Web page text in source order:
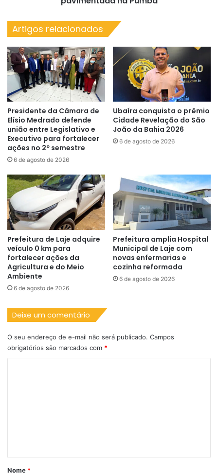
Artigos relacionados
Presidente da Câmara de
Elísio Medrado defende
união entre Legislativo e
Executivo para fortalecer
ações no 2º semestre
6 de agosto de 2026
Ubaíra conquista o prêmio
Cidade Revelação do São
João da Bahia 2026
6 de agosto de 2026
Prefeitura de Laje adquire
veículo 0 km para
fortalecer ações da
Agricultura e do Meio
Ambiente
6 de agosto de 2026
Prefeitura amplia Hospital
Municipal de Laje com
novas enfermarias e
cozinha reformada
6 de agosto de 2026
Deixe um comentário
O seu endereço de e-mail não será publicado. Campos
obrigatórios são marcados com *
rNome *